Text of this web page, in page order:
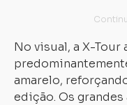
No visual, a X-
amarelo,
edição. Os grandes